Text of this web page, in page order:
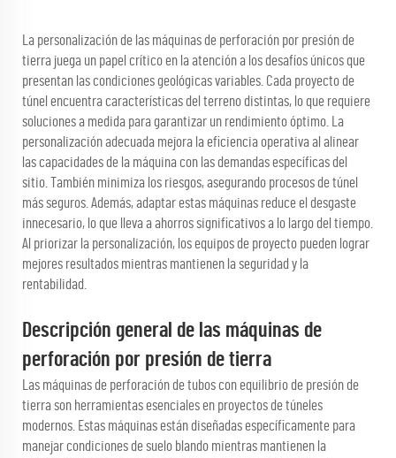
La personalización de las máquinas de perforación por presión de
tierra juega un papel crítico en la atención a los desafíos únicos que
presentan las condiciones geológicas variables. Cada proyecto de
túnel encuentra características del terreno distintas, lo que requiere
soluciones a medida para garantizar un rendimiento óptimo. La
personalización adecuada mejora la eficiencia operativa al alinear
las capacidades de la máquina con las demandas específicas del
sitio. También minimiza los riesgos, asegurando procesos de túnel
más seguros. Además, adaptar estas máquinas reduce el desgaste
innecesario, lo que lleva a ahorros significativos a lo largo del tiempo.
Al priorizar la personalización, los equipos de proyecto pueden lograr
mejores resultados mientras mantienen la seguridad y la
rentabilidad.
Descripción general de las máquinas de
perforación por presión de tierra
Las máquinas de perforación de tubos con equilibrio de presión de
tierra son herramientas esenciales en proyectos de túneles
modernos. Estas máquinas están diseñadas específicamente para
manejar condiciones de suelo blando mientras mantienen la